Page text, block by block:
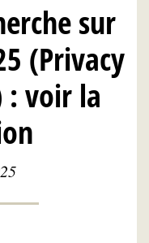
L
sur
(Privacy
: voir la